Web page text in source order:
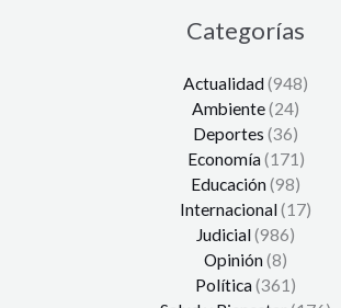
Categorías
Actualidad(948)
Ambiente(24)
Deportes (36)
Economía(171)
Educación(98)
Internacional(17)
Judicial(986)
Opinión(8)
Política(361)